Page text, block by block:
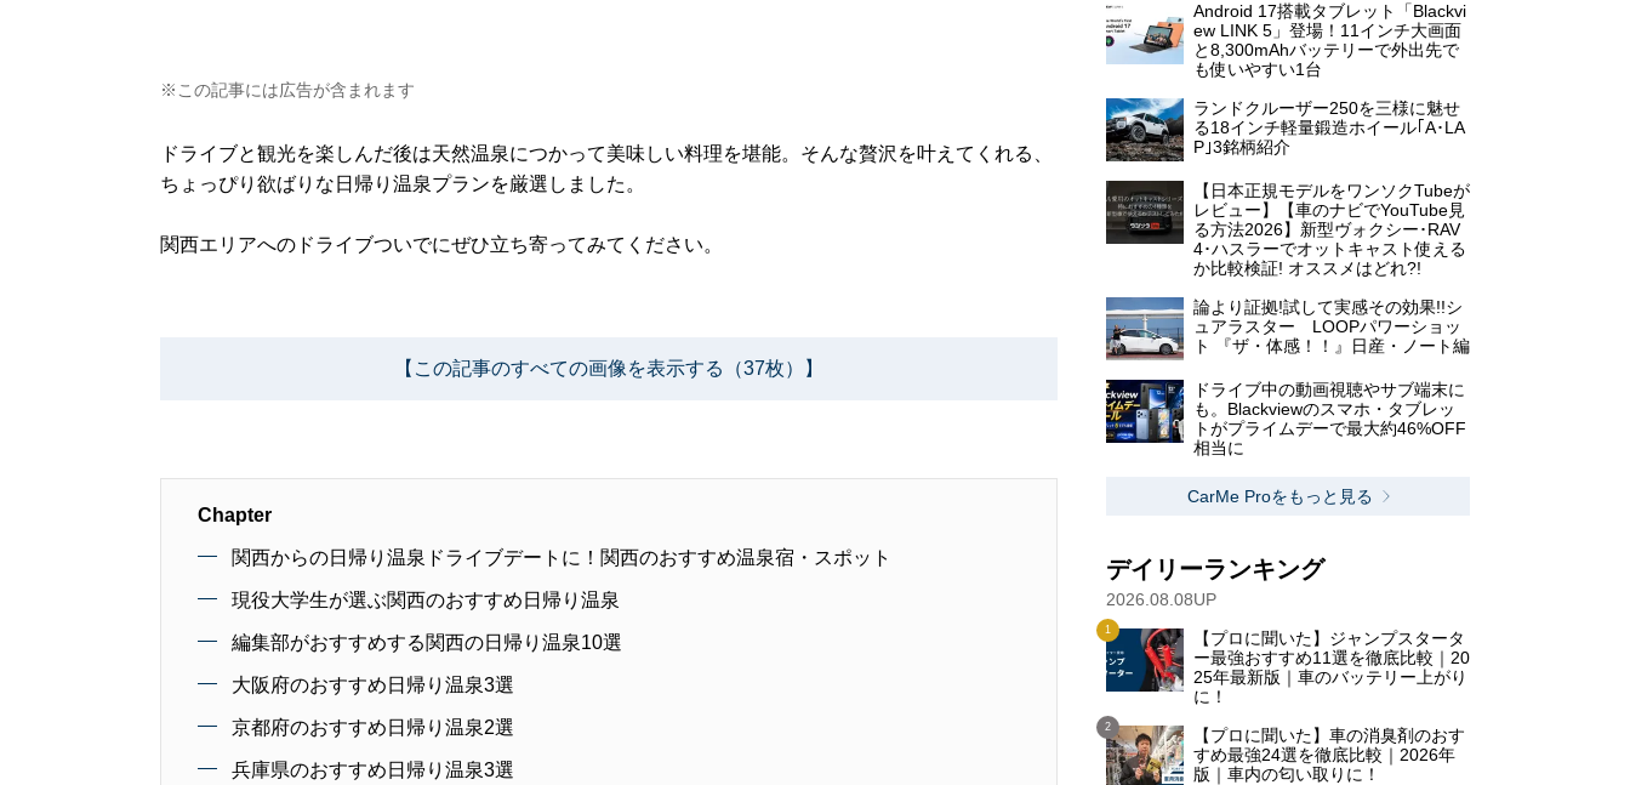
※この記事には広告が含まれます
ドライブと観光を楽しんだ後は天然温泉につかって美味しい料理を堪能。そんな贅沢を叶えてくれる、
ちょっぴり欲ばりな日帰り温泉プランを厳選しました。
関西エリアへのドライブついでにぜひ立ち寄ってみてください。
【この記事のすべての画像を表示する（37枚）】
Chapter
関西からの日帰り温泉ドライブデートに！関西のおすすめ温泉宿・スポット
現役大学生が選ぶ関西のおすすめ日帰り温泉
編集部がおすすめする関西の日帰り温泉10選
大阪府のおすすめ日帰り温泉3選
京都府のおすすめ日帰り温泉2選
兵庫県のおすすめ日帰り温泉3選
Android 17搭載タブレット「Blackvi
ew LINK 5」登場！11インチ大画面
と8,300mAhバッテリーで外出先で
も使いやすい1台
ランドクルーザー250を三様に魅せ
る18インチ軽量鍛造ホイール｢A･LA
P｣3銘柄紹介
【日本正規モデルをワンソクTubeが
レビュー】【車のナビでYouTube見
る方法2026】新型ヴォクシー･RAV
4･ハスラーでオットキャスト使える
か比較検証! オススメはどれ?!
論より証拠!試して実感その効果!!シ
ュアラスター LOOPパワーショッ
ト 『ザ・体感！！』日産・ノート編
ドライブ中の動画視聴やサブ端末に
も。Blackviewのスマホ・タブレッ
トがプライムデーで最大約46%OFF
相当に
CarMe Proをもっと見る
デイリーランキング
2026.08.08UP
【プロに聞いた】ジャンプスタータ
ー最強おすすめ11選を徹底比較｜20
25年最新版｜車のバッテリー上がり
に！
【プロに聞いた】車の消臭剤のおす
すめ最強24選を徹底比較｜2026年
版｜車内の匂い取りに！